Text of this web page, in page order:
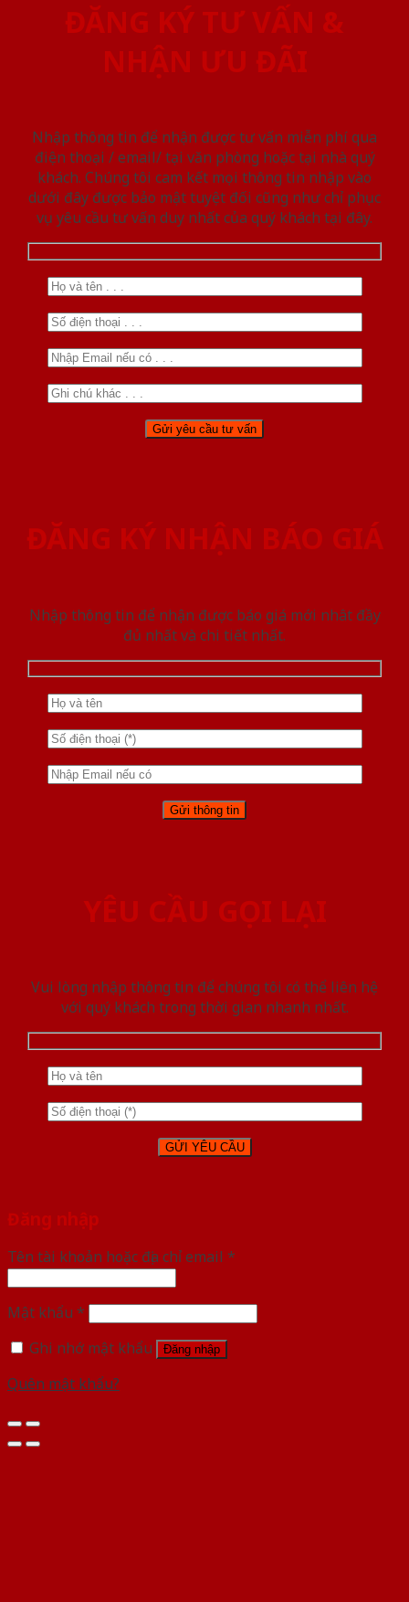
ĐĂNG KÝ TƯ VẤN &
NHẬN ƯU ĐÃI
Nhập thông tin để nhận được tư vấn miễn phí qua
điện thoại / email/ tại văn phòng hoặc tại nhà quý
khách. Chúng tôi cam kết mọi thông tin nhập vào
dưới đây được bảo mật tuyệt đối cũng như chỉ phục
vụ yêu cầu tư vấn duy nhất của quý khách tại đây.
ĐĂNG KÝ NHẬN BÁO GIÁ
Nhập thông tin để nhận được báo giá mới nhât đầy
đủ nhất và chi tiết nhất.
YÊU CẦU GỌI LẠI
Vui lòng nhập thông tin để chúng tôi có thể liên hệ
với quý khách trong thời gian nhanh nhất.
Đăng nhập
Tên tài khoản hoặc địa chỉ email *
Mật khẩu *
Ghi nhớ mật khẩu
Đăng nhập
Quên mật khẩu?